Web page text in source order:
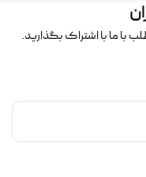
با ما با اشتراک بگذارید.